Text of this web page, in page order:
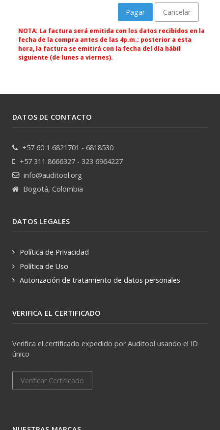
Pagar Cancelar
NOTA: La factura será emitida con los datos recibidos en la
fecha de la compra antes de las 4p.m.; posterior a esta
hora, la factura se emitirá con la fecha del día hábil
siguiente (de lunes a viernes).
DATOS DE CONTACTO
+57 60 1 6821701 - 6818530
+57 311 8666327 - 323 6964227
info@auditool.org
Bogotá, Colombia
DATOS LEGALES
Política de Privacidad
Política de Uso
Autorización de tratamiento de datos personales
VERIFICA EL CERTIFICADO
Verifica el certificado expedido por Auditool usando el ID
único
Verificar Certificado